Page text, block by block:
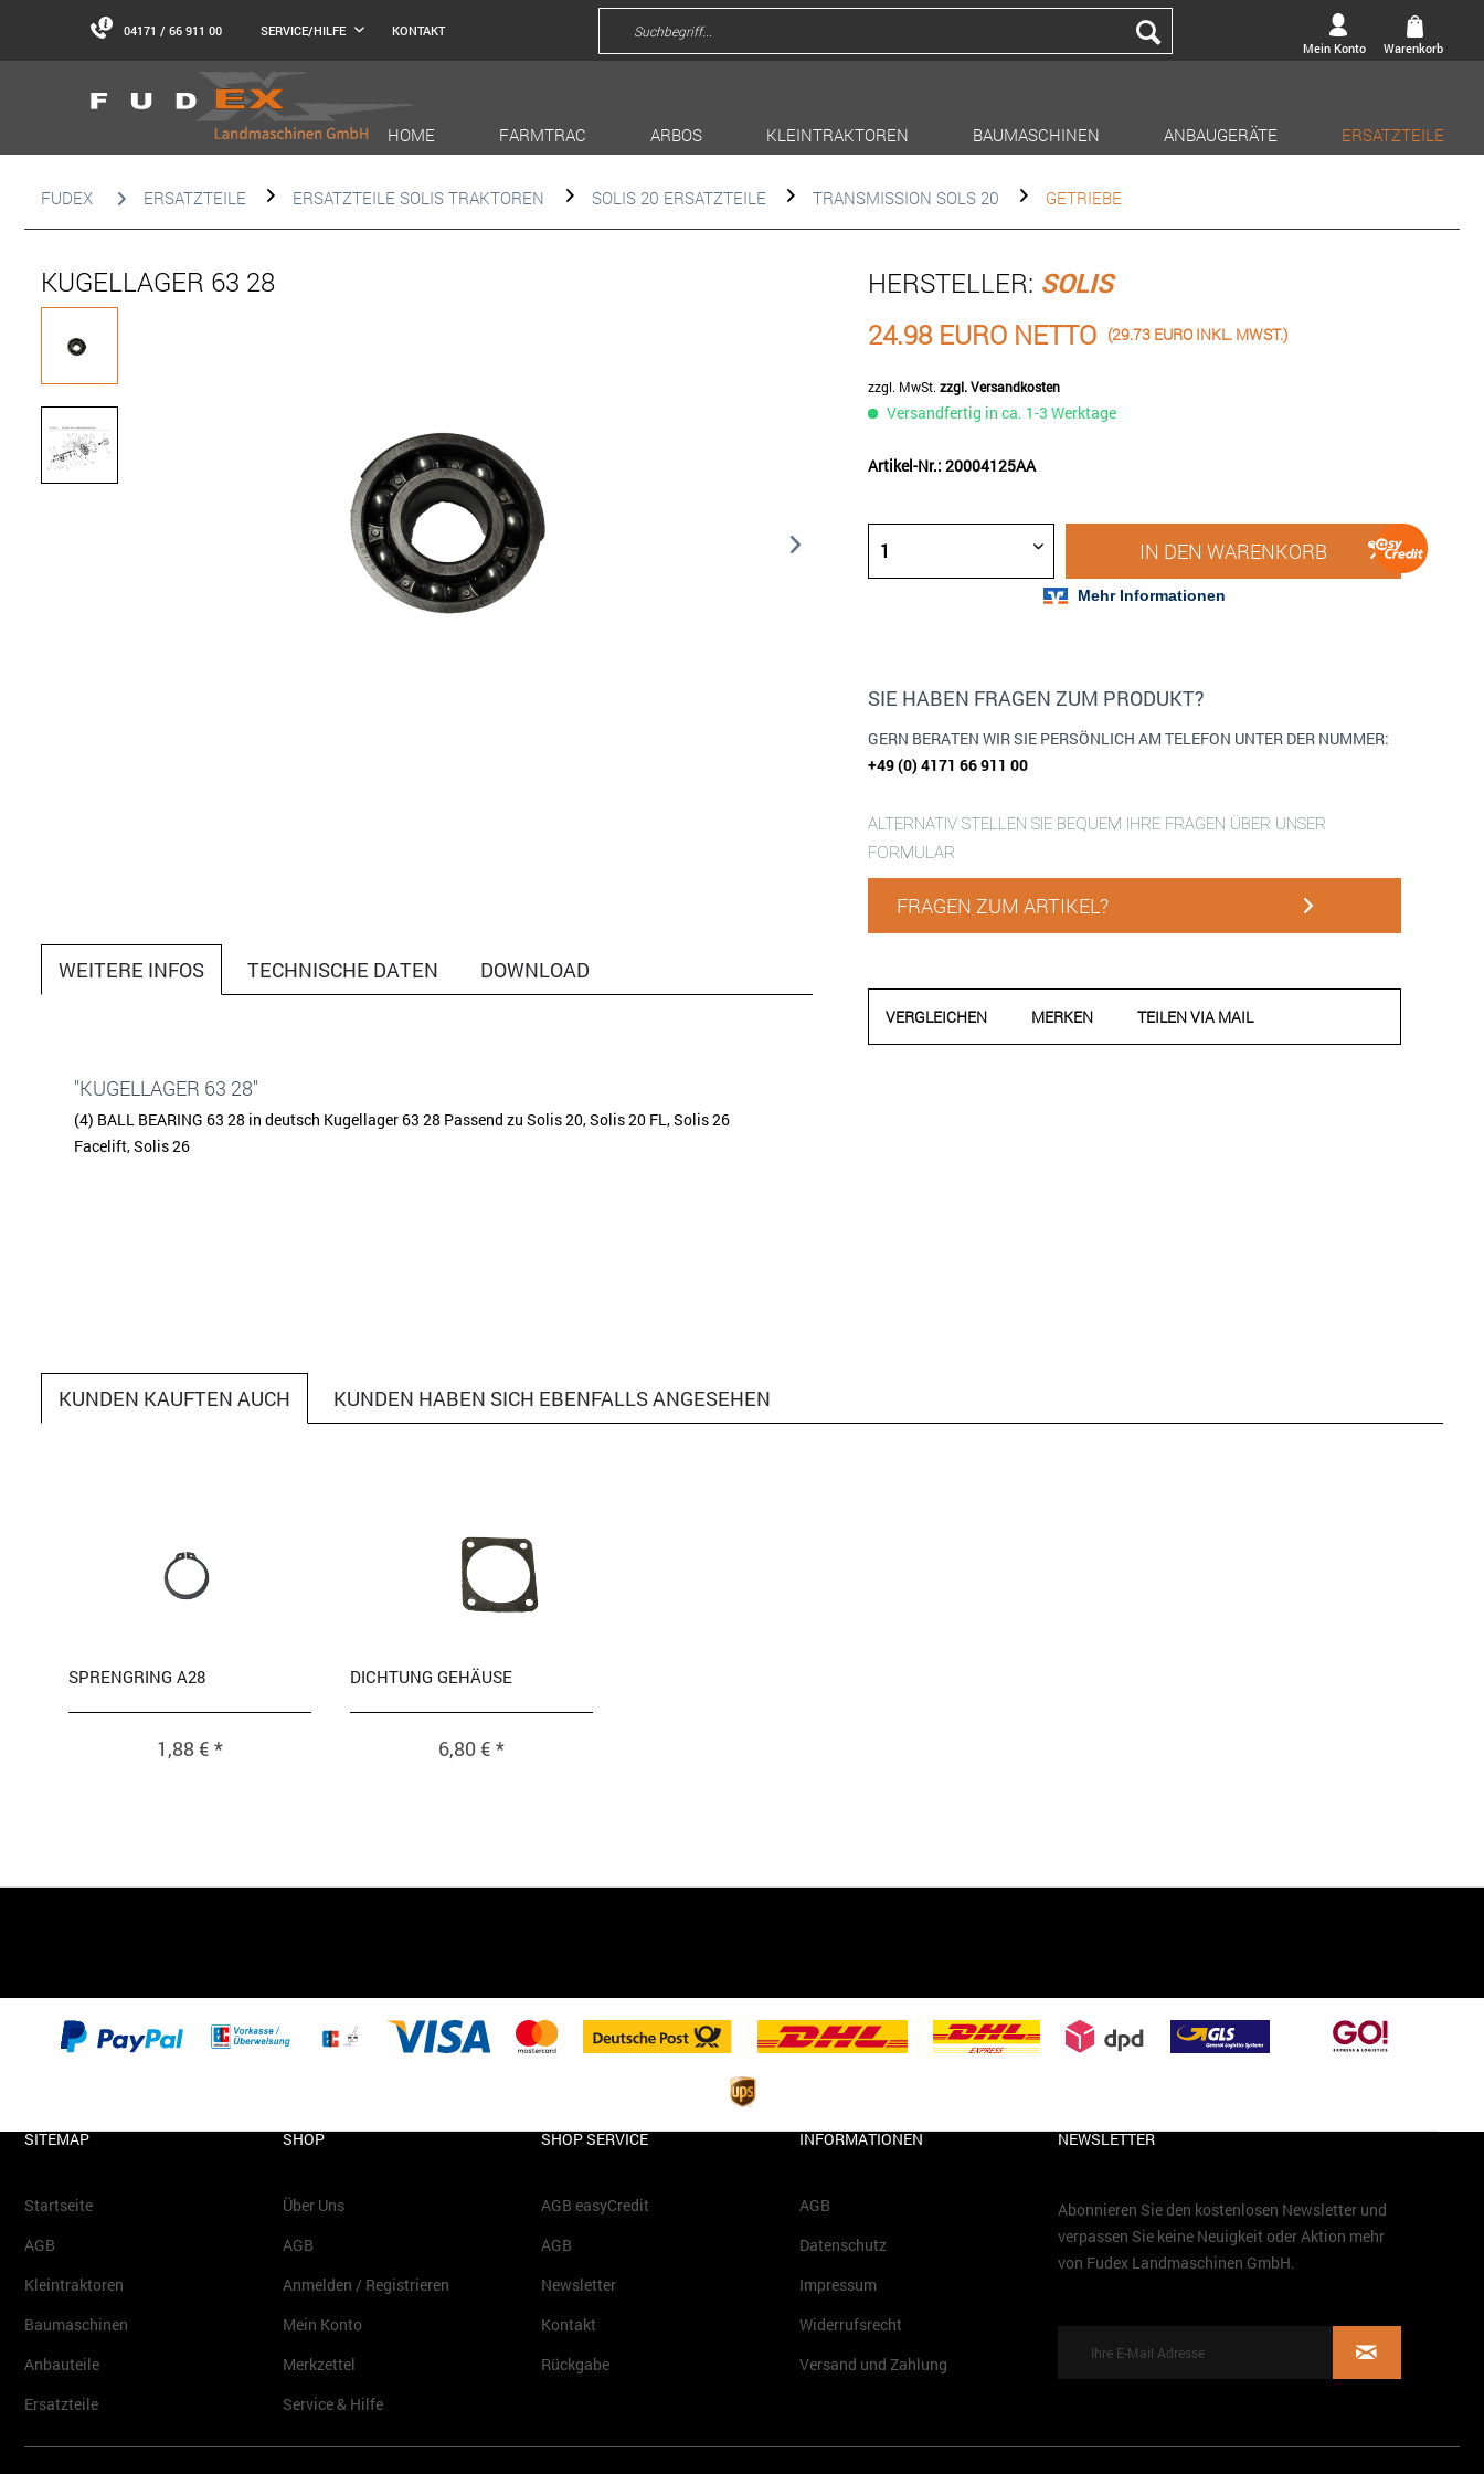
04171 / 66 911 00 SERVICE/HILFE
KONTAKT
Mein Konto
Warenkorb
HOME FARMTRAC ARBOS KLEINTRAKTOREN BAUMASCHINEN ANBAUGERÄTE ERSATZTEILE
FUDEX ERSATZTEILE ERSATZTEILE SOLIS TRAKTOREN SOLIS 20 ERSATZTEILE TRANSMISSION SOLS 20 GETRIEBE
KUGELLAGER 63 28 HERSTELLER: SOLIS
24.98 EURO NETTO (29.73 EURO INKL. MWST.)
zzgl. MwSt.zzgl. Versandkosten
Versandfertig in ca. 1-3 Werktage
Artikel-Nr.: 20004125AA
IN DEN WARENKORB
SIE HABEN FRAGEN ZUM PRODUKT?
GERN BERATEN WIR SIE PERSÖNLICH AM TELEFON UNTER DER NUMMER:
+49 (0) 4171 66 911 00
ALTERNATIV STELLEN SIE BEQUEM IHRE FRAGEN ÜBER UNSER
FORMULAR
FRAGEN ZUM ARTIKEL?
VERGLEICHEN MERKEN TEILEN VIA MAIL
WEITERE INFOS TECHNISCHE DATEN DOWNLOAD
"KUGELLAGER 63 28"
(4) BALL BEARING 63 28 in deutsch Kugellager 63 28 Passend zu Solis 20, Solis 20 FL, Solis 26
Facelift, Solis 26
KUNDEN KAUFTEN AUCH KUNDEN HABEN SICH EBENFALLS ANGESEHEN
SPRENGRING A28
1,88 € *
DICHTUNG GEHÄUSE
6,80 € *
SITEMAP
Startseite
AGB
Kleintraktoren
Baumaschinen
Anbauteile
Ersatzteile
SHOP
Über Uns
AGB
Anmelden / Registrieren
Mein Konto
Merkzettel
Service & Hilfe
SHOP SERVICE
AGB easyCredit
AGB
Newsletter
Kontakt
Rückgabe
INFORMATIONEN
AGB
Datenschutz
Impressum
Widerrufsrecht
Versand und Zahlung
NEWSLETTER
Abonnieren Sie den kostenlosen Newsletter und
verpassen Sie keine Neuigkeit oder Aktion mehr
von Fudex Landmaschinen GmbH.